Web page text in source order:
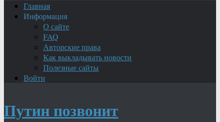
Главная
Информация
О сайте
FAQ
Авторские права
Как выкладывать новости
Полезные сайты
Войти
Путин позвонит